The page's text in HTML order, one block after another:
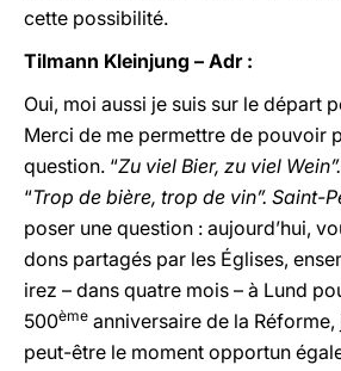
cette possibilité.
Tilmann Kleinjung – Adr :
Oui, moi aussi je suis sur le départ
Merci de me permettre de pouvoir
question. “Zu viel Bier, zu viel
“Trop de bière, trop de vin”. Saint-
poser une question : aujourd’hui,
dons partagés par les Églises,
irez – dans quatre mois – à Lund
500ème anniversaire de la Réforme,
peut-être le moment opportun